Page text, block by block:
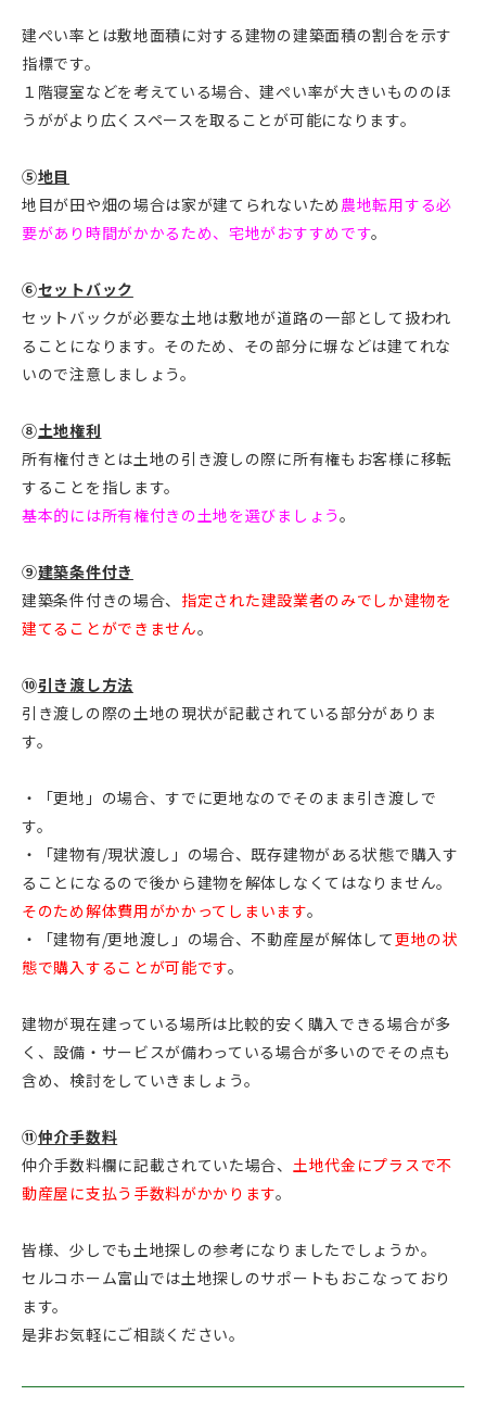
建ぺい率とは敷地面積に対する建物の建築面積の割合を示す
指標です。
１階寝室などを考えている場合、建ぺい率が大きいもののほ
うががより広くスペースを取ることが可能になります。
⑤地目
地目が田や畑の場合は家が建てられないため 農地転用する必
要があり時間がかかるため、宅地がおすすめです。
⑥セットバック
セットバックが必要な土地は敷地が道路の一部として扱われ
ることになります。そのため、その部分に塀などは建てれな
いので注意しましょう。
⑧土地権利
所有権付きとは土地の引き渡しの際に所有権もお客様に移転
することを指します。
基本的には所有権付きの土地を選びましょう。
⑨建築条件付き
建築条件付きの場合、 指定された建設業者のみでしか建物を
建てることができません。
⑩引き渡し方法
引き渡しの際の土地の現状が記載されている部分がありま
す。
・「更地」の場合、すでに更地なのでそのまま引き渡しで
す。
・「建物有/現状渡し」の場合、既存建物がある状態で購入す
ることになるので後から建物を解体しなくてはなりません。
そのため解体費用がかかってしまいます。
・「建物有/更地渡し」の場合、不動産屋が解体して更地の状
態で購入することが可能です。
建物が現在建っている場所は比較的安く購入できる場合が多
く、設備・サービスが備わっている場合が多いのでその点も
含め、検討をしていきましょう。
⑪仲介手数料
仲介手数料欄に記載されていた場合、 土地代金にプラスで不
動産屋に支払う手数料がかかります。
皆様、少しでも土地探しの参考になりましたでしょうか。
セルコホーム富山では土地探しのサポートもおこなっており
ます。
是非お気軽にご相談ください。